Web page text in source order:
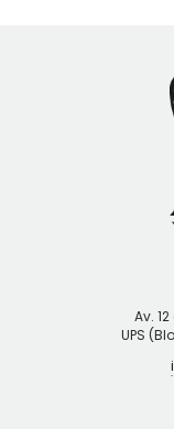
Av.
UPS